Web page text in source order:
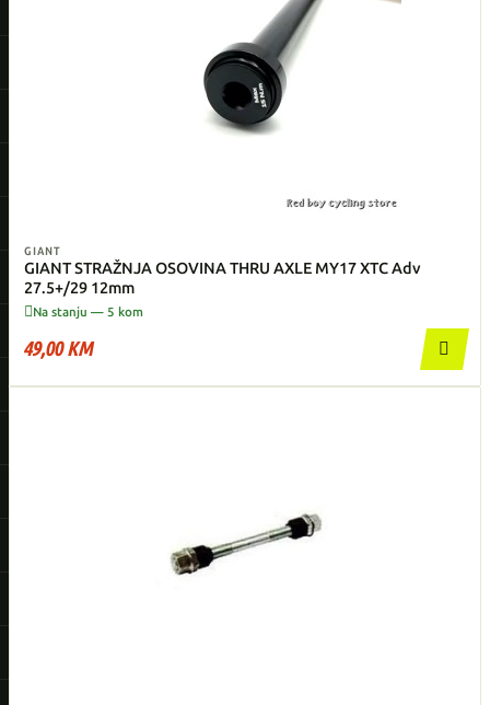
GIANT
GIANT STRAŽNJA OSOVINA THRU AXLE MY17 XTC Adv
27.5+/29 12mm
Na stanju — 5 kom
49,00 KM 